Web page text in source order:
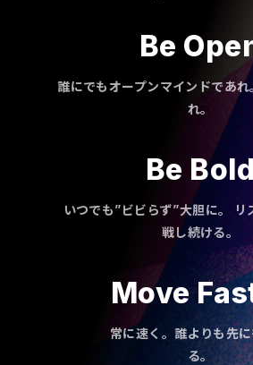
Be
誰にでもオープンマインドであ
れ。
Be Bold
いつでも”ビビらず”大胆に。 リ
戦し続ける。
Move
常に速く。誰よりも先
る。